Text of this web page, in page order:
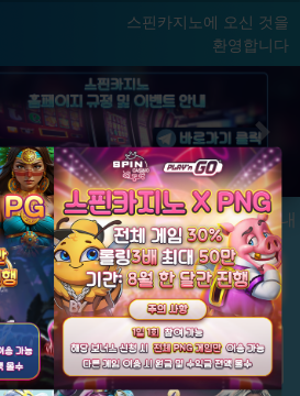
스핀카지노에 오신 것을
환영합니다
Next
★ 국내 최초, 국내